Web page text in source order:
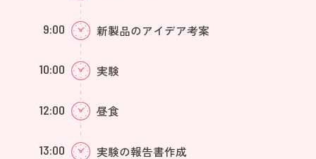
9:00 新製品のアイデア考案
10:00 実験
12:00 昼食
13:00 実験の報告書作成